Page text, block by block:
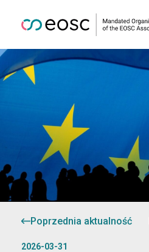
Poprzednia aktualność
2026-03-31